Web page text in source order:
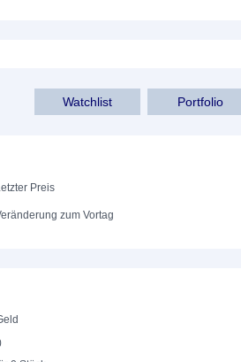
Portfolio
Watchlist
Preis
zum Vortag